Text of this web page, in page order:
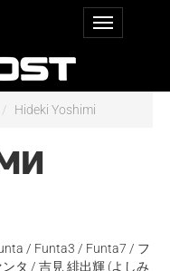
Hideki Yoshimi
/ Funta3 / Funta7 / フ
ンタ / 吉見 緋出輝 (よしみ